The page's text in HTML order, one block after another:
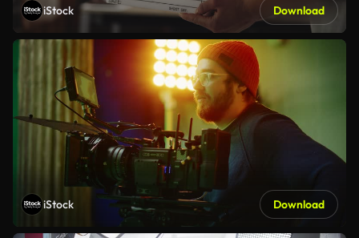
iStock Download
iStock Download